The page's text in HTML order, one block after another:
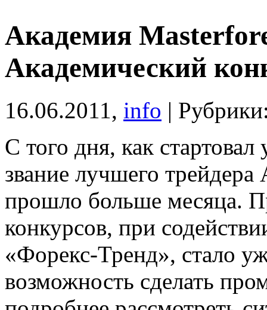
Академия
Академический
16.06.2011, info |
С того дня, как
звание лучшего
прошло больше месяца.
конкурсов, при
«Форекс-Тренд», стало
возможность сделать